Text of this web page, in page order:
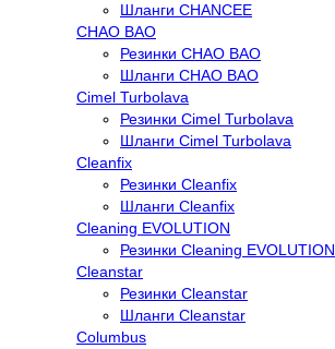
Шланги CHANCEE
CHAO BAO
Резинки CHAO BAO
Шланги CHAO BAO
Cimel Turbolava
Резинки Cimel Turbolava
Шланги Cimel Turbolava
Cleanfix
Резинки Cleanfix
Шланги Cleanfix
Cleaning EVOLUTION
Резинки Cleaning EVOLUTION
Cleanstar
Резинки Cleanstar
Шланги Cleanstar
Columbus